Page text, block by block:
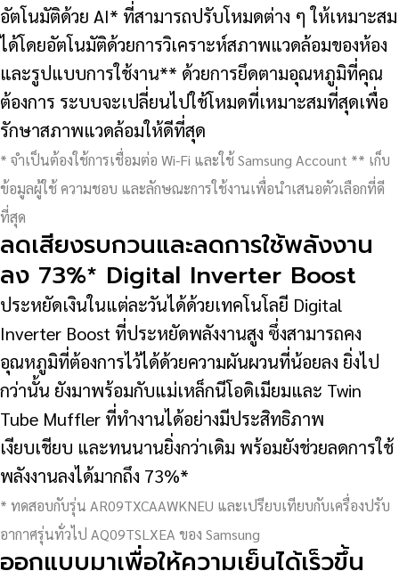
อัตโนมัติด้วย AI* ที่สามารถปรับโหมดต่าง ๆ ให้เหมาะสม
ได้โดยอัตโนมัติด้วยการวิเคราะห์สภาพแวดล้อมของห้อง
และรูปแบบการใช้งาน** ด้วยการยึดตามอุณหภูมิที่คุณ
ต้องการ ระบบจะเปลี่ยนไปใช้โหมดที่เหมาะสมที่สุดเพื่อ
รักษาสภาพแวดล้อมให้ดีที่สุด
* จำเป็นต้องใช้การเชื่อมต่อ Wi-Fi และใช้ Samsung Account ** เก็บ
ข้อมูลผู้ใช้ ความชอบ และลักษณะการใช้งานเพื่อนำเสนอตัวเลือกที่ดี
ที่สุด
ลดเสียงรบกวนและลดการใช้พลังงาน
ลง 73%* Digital Inverter Boost
ประหยัดเงินในแต่ละวันได้ด้วยเทคโนโลยี Digital
Inverter Boost ที่ประหยัดพลังงานสูง ซึ่งสามารถคง
อุณหภูมิที่ต้องการไว้ได้ด้วยความผันผวนที่น้อยลง ยิ่งไป
กว่านั้น ยังมาพร้อมกับแม่เหล็กนีโอดิเมียมและ Twin
Tube Muffler ที่ทำงานได้อย่างมีประสิทธิภาพ
เงียบเชียบ และทนนานยิ่งกว่าเดิม พร้อมยังช่วยลดการใช้
พลังงานลงได้มากถึง 73%*
* ทดสอบกับรุ่น AR09TXCAAWKNEU และเปรียบเทียบกับเครื่องปรับ
อากาศรุ่นทั่วไป AQ09TSLXEA ของ Samsung
ออกแบบมาเพื่อให้ความเย็นได้เร็วขึ้น